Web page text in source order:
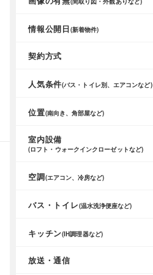
情報公開日(新着物件)
契約方式
人気条件(バス・トイレ別、エアコンなど)
位置(南向き、角部屋など)
室内設備
(ロフト・ウォークインクローゼットなど)
空調(エアコン、冷房など)
バス・トイレ(温水洗浄便座など)
キッチン(IH調理器など)
放送・通信